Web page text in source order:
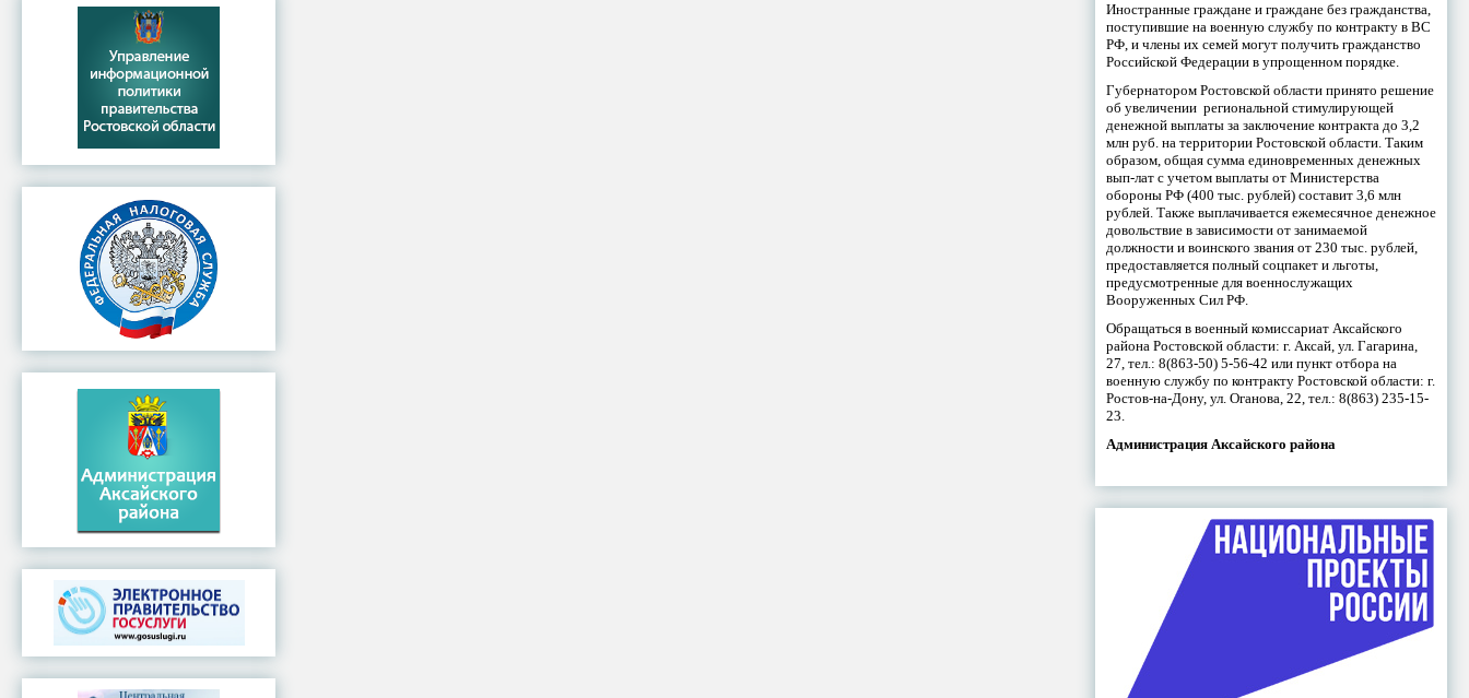
Иностранные граждане и граждане без гражданства,
поступившие на военную службу по контракту в ВС
РФ, и члены их семей могут получить гражданство
Российской Федерации в упрощенном порядке.
Губернатором Ростовской области принято решение
об увеличении региональной стимулирующей
денежной выплаты за заключение контракта до 3,2
млн руб. на территории Ростовской области. Таким
образом, общая сумма единовременных денежных
вып-лат с учетом выплаты от Министерства
обороны РФ (400 тыс. рублей) составит 3,6 млн
рублей. Также выплачивается ежемесячное денежное
довольствие в зависимости от занимаемой
должности и воинского звания от 230 тыс. рублей,
предоставляется полный соцпакет и льготы,
предусмотренные для военнослужащих
Вооруженных Сил РФ.
Обращаться в военный комиссариат Аксайского
района Ростовской области: г. Аксай, ул. Гагарина,
27, тел.: 8(863-50) 5-56-42 или пункт отбора на
военную службу по контракту Ростовской области: г.
Ростов-на-Дону, ул. Оганова, 22, тел.: 8(863) 235-15-
23.
Администрация Аксайского района